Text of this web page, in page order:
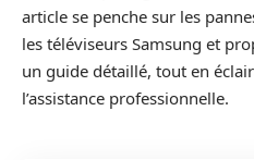
article se penche sur les
les téléviseurs Samsung et
un guide détaillé, tout en
l’assistance professionnelle.